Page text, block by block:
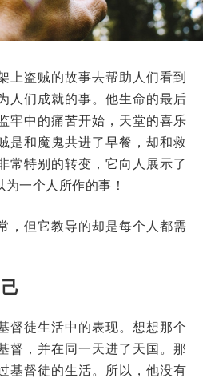
上盗贼的故事去帮助人们看到
人们成就的事。他生命的最后
牢中的痛苦开始，天堂的喜乐
是和魔鬼共进了早餐，却和救
常特别的转变，它向人展示了
一个人所作的事！
，但它教导的却是每个人都需
督徒生活中的表现。想想那个
督，并在同一天进了天国。那
基督徒的生活。所以，他没有